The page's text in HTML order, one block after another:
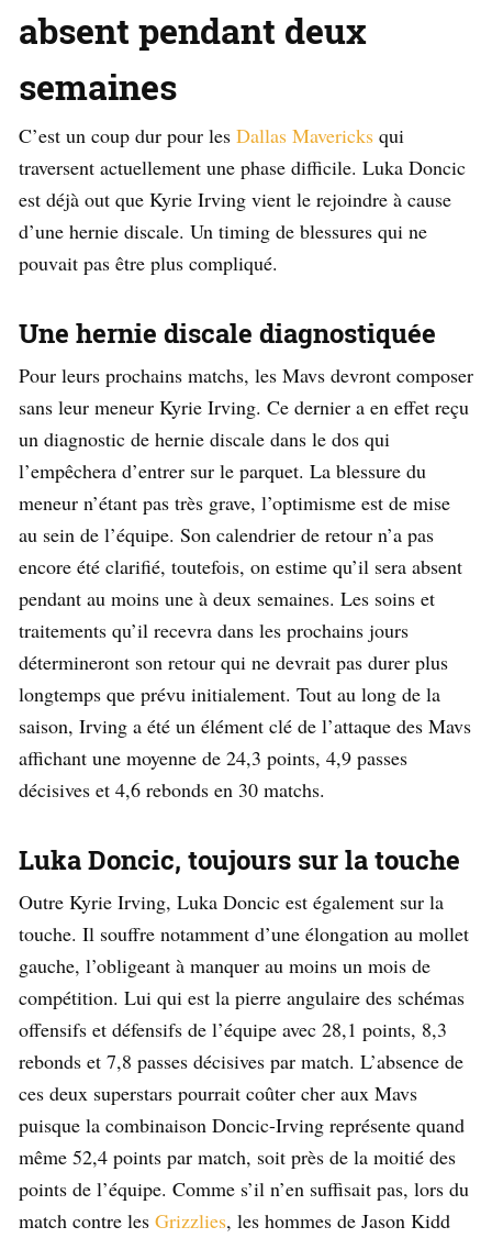
absent pendant deux
semaines
C’est un coup dur pour les Dallas Mavericks qui
traversent actuellement une phase difficile. Luka Doncic
est déjà out que Kyrie Irving vient le rejoindre à cause
d’une hernie discale. Un timing de blessures qui ne
pouvait pas être plus compliqué.
Une hernie discale diagnostiquée
Pour leurs prochains matchs, les Mavs devront composer
sans leur meneur Kyrie Irving. Ce dernier a en effet reçu
un diagnostic de hernie discale dans le dos qui
l’empêchera d’entrer sur le parquet. La blessure du
meneur n’étant pas très grave, l’optimisme est de mise
au sein de l’équipe. Son calendrier de retour n’a pas
encore été clarifié, toutefois, on estime qu’il sera absent
pendant au moins une à deux semaines. Les soins et
traitements qu’il recevra dans les prochains jours
détermineront son retour qui ne devrait pas durer plus
longtemps que prévu initialement. Tout au long de la
saison, Irving a été un élément clé de l’attaque des Mavs
affichant une moyenne de 24,3 points, 4,9 passes
décisives et 4,6 rebonds en 30 matchs.
Luka Doncic, toujours sur la touche
Outre Kyrie Irving, Luka Doncic est également sur la
touche. Il souffre notamment d’une élongation au mollet
gauche, l’obligeant à manquer au moins un mois de
compétition. Lui qui est la pierre angulaire des schémas
offensifs et défensifs de l’équipe avec 28,1 points, 8,3
rebonds et 7,8 passes décisives par match. L’absence de
ces deux superstars pourrait coûter cher aux Mavs
puisque la combinaison Doncic-Irving représente quand
même 52,4 points par match, soit près de la moitié des
points de l’équipe. Comme s’il n’en suffisait pas, lors du
match contre les Grizzlies, les hommes de Jason Kidd